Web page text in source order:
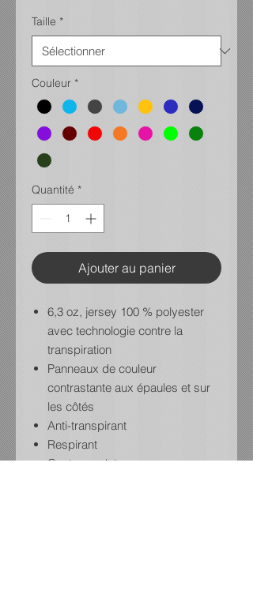
Taille *
Couleur *
Quantité *
Ajouter au panier
6,3 oz, jersey 100 % polyester
avec technologie contre la
transpiration
Panneaux de couleur
contrastante aux épaules et sur
les côtés
Anti-transpirant
Respirant
Coutures plates